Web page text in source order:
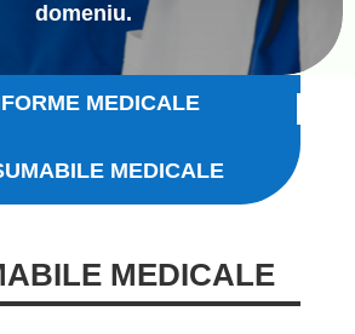
domeniu.
MEDICALE
MEDICALE
MEDICALE